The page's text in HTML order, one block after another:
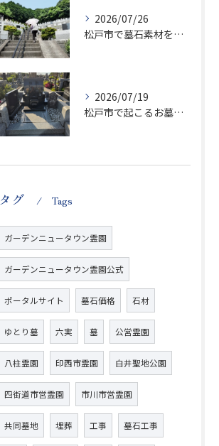
2026/07/26
松戸市で墓石素材を徹底比較千葉県大谷口新田のお墓購入ガイド
2026/07/19
松戸市で起こるお墓の紛争事例と円満な購入・管理の進め方
タグ Tags
ガーデンニュータウン霊園
ガーデンニュータウン霊園公式
ポータルサイト 墓石価格 石材
ゆとり墓 六実 墓 公営霊園
八柱霊園 印西市霊園 白井聖地公園
四街道市営霊園 市川市営霊園
共同墓地 埋葬 工事 墓石工事